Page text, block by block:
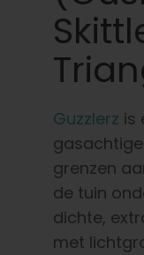
Guzzlerz is
grenzen
de tuin
dichte,
met